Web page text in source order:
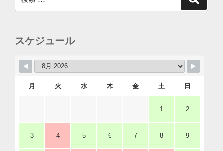
索:
スケジュール
月 火 水 木 金 土 日
1 2
3 4 5 6 7 8 9